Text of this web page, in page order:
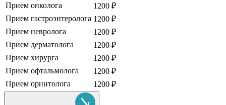
Прием онколога
1200 ₽
Прием гастроэнтеролога 1200 ₽
Прием невролога
1200 ₽
Прием дерматолога
1200 ₽
Прием хирурга
1200 ₽
Прием офтальмолога
1200 ₽
Прием орнитолога
1200 ₽